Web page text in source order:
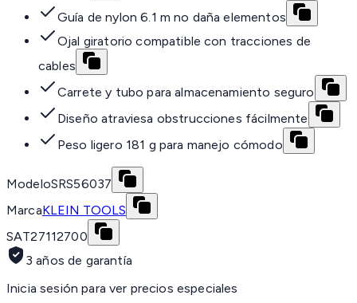
Guía de nylon 6.1 m no daña elementos
Ojal giratorio compatible con tracciones de
cables
Carrete y tubo para almacenamiento seguro
Diseño atraviesa obstrucciones fácilmente
Peso ligero 181 g para manejo cómodo
ModeloSRS56037
MarcaKLEIN TOOLS
SAT27112700
3 años de garantía
Inicia sesión para ver precios especiales